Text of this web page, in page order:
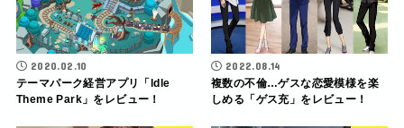
2020.02.10
テーマパーク経営アプリ「ldle
Theme Park」をレビュー！
2022.08.14
複数の不倫…ゲスな恋愛模様を楽
しめる「ゲス充」をレビュー！